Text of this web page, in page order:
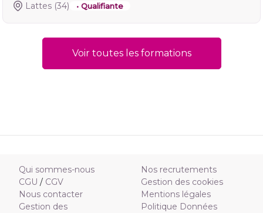
Lattes (34) • Qualifiante
Voir toutes les formations
Qui sommes-nous
CGU / CGV
Nous contacter
Gestion des
Nos recrutements
Gestion des cookies
Mentions légales
Politique Données